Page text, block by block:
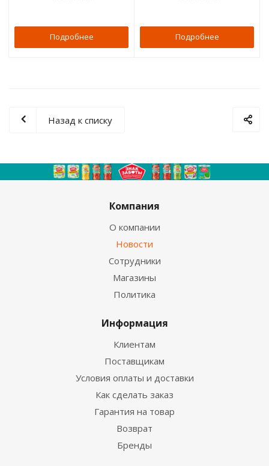
Подробнее Подробнее
Назад к списку
Компания
О компании
Новости
Сотрудники
Магазины
Политика
Информация
Клиентам
Поставщикам
Условия оплаты и доставки
Как сделать заказ
Гарантия на товар
Возврат
Бренды